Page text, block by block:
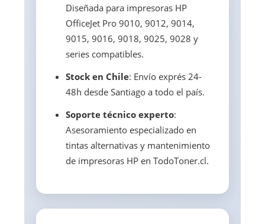
Diseñada para impresoras HP
OfficeJet Pro 9010, 9012, 9014,
9015, 9016, 9018, 9025, 9028 y
series compatibles.
Stock en Chile: Envío exprés 24-
48h desde Santiago a todo el país.
Soporte técnico experto:
Asesoramiento especializado en
tintas alternativas y mantenimiento
de impresoras HP en TodoToner.cl.